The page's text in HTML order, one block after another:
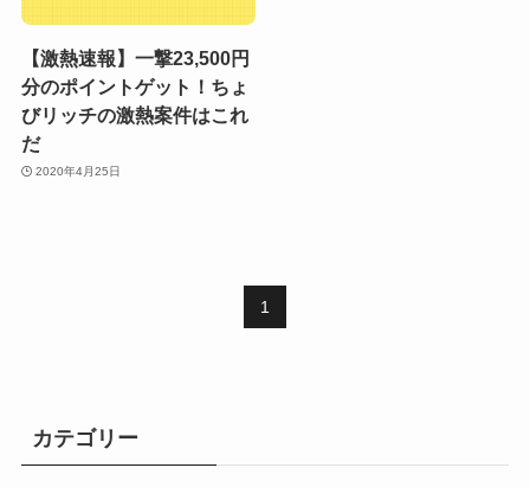
【激熱速報】一撃23,500円
分のポイントゲット！ちょ
びリッチの激熱案件はこれ
だ
2020年4月25日
1
カテゴリー